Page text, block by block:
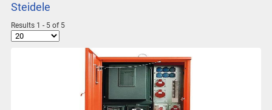
Steidele
Results 1 - 5 of 5